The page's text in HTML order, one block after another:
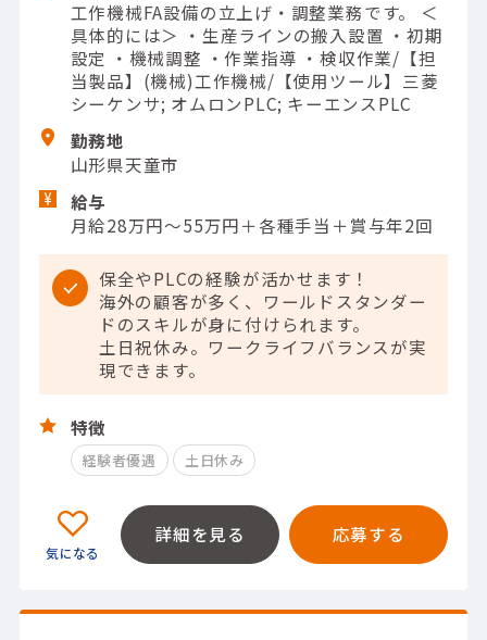
工作機械FA設備の立上げ・調整業務です。 ＜
具体的には＞ ・生産ラインの搬入設置 ・初期
設定 ・機械調整 ・作業指導 ・検収作業/【担
当製品】(機械)工作機械/【使用ツール】三菱
シーケンサ; オムロンPLC; キーエンスPLC
勤務地
山形県天童市
給与
月給28万円～55万円＋各種手当＋賞与年2回
保全やPLCの経験が活かせます！
海外の顧客が多く、ワールドスタンダー
ドのスキルが身に付けられます。
土日祝休み。ワークライフバランスが実
現できます。
特徴
経験者優遇 土日休み
詳細を見る 応募する